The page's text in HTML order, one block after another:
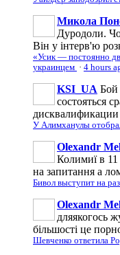
Микола
Дуродоли.
Він у інтерв'ю
«Усик — постоянно
украинцем · 4 hours
KSI_UA Бой
состояться
У Алимханулы
Olexandr
Колимиї в 11
на запитання а
Бивол выступит на
Olexandr
дляякогось
більшості це
Шевченко ответила